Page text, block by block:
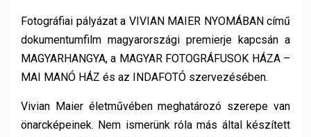
Fotográfiai pályázat a VIVIAN MAIER NYOMÁBAN című
dokumentumfilm magyarországi premierje kapcsán a
MAGYARHANGYA, a MAGYAR FOTOGRÁFUSOK HÁZA –
MAI MANÓ HÁZ és az INDAFOTÓ szervezésében.
Vivian Maier életművében meghatározó szerepe van
önarcképeinek. Nem ismerünk róla más által készített